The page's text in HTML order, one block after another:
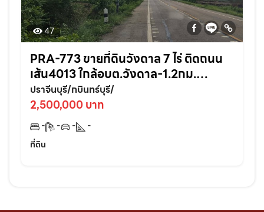
47
PRA-773 ขายที่ดินวังดาล 7 ไร่ ติดถนน
เส้น4013 ใกล้อบต.วังดาล-1.2กม.
อ.กบินทร์บุรี ปราจีนบุรี
ปราจีนบุรี/กบินทร์บุรี/
2,500,000 บาท
- - -
-
ที่ดิน